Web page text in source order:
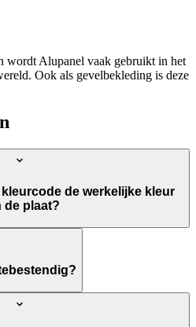
wordt Alupanel vaak gebruikt in het
Ook als gevelbekleding is deze
de werkelijke kleur
de plaat?